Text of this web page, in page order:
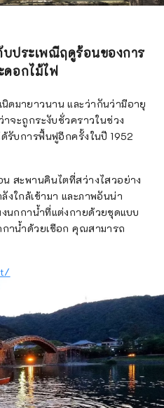
ประเพณีฤดูร้อนของการ
อกไม้ไฟ
ดมายาวนาน และว่ากันว่ามีอายุ
จะถูกระงับชั่วคราวในช่วง
รับการฟื้นฟูอีกครั้งในปี 1952
สะพานคินไตที่สว่างไสวอย่าง
งใกล้เข้ามา และภาพอันน่า
นกกาน้ำที่แต่งกายด้วยชุดแบบ
าน้ำด้วยเชือก คุณสามารถ